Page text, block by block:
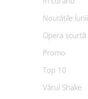
Noutățile lunii
Opera scurtă
Promo
Top 10
Vărul Shake